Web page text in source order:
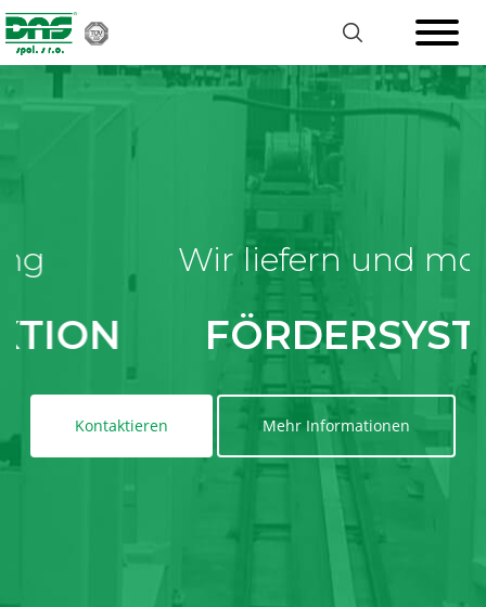
Wir liefern und montieren
FÖRDERSYSTEME
Kontaktieren Mehr Informationen